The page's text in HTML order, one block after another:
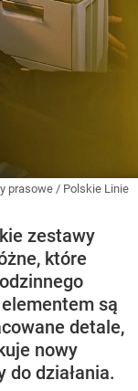
prasowe / Polskie Linie
zestawy
które
są
detale,
nowy
do działania.